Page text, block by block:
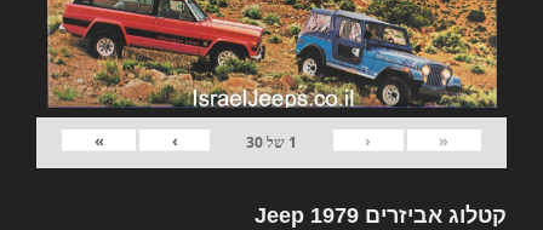
«
‹
1 של30
›
»
קטלוג אביזרים 1979 Jeep